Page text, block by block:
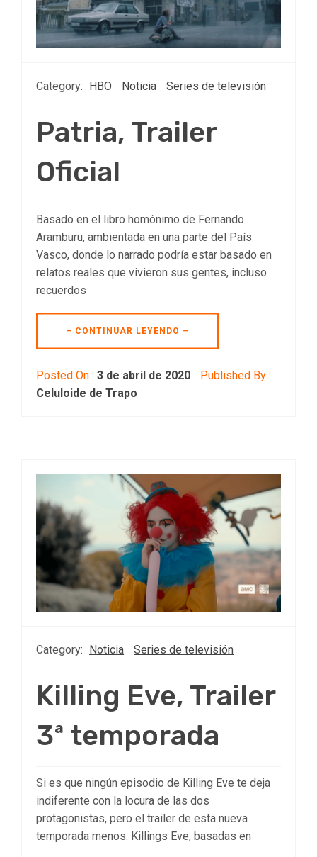
Category: HBO Noticia Series de televisión
Patria, Trailer
Oficial
Basado en el libro homónimo de Fernando
Aramburu, ambientada en una parte del País
Vasco, donde lo narrado podría estar basado en
relatos reales que vivieron sus gentes, incluso
recuerdos
– CONTINUAR LEYENDO –
Posted On : 3 de abril de 2020
Published By :
Celuloide de Trapo
Category: Noticia Series de televisión
Killing Eve, Trailer
3ª temporada
Si es que ningún episodio de Killing Eve te deja
indiferente con la locura de las dos
protagonistas, pero el trailer de esta nueva
temporada menos. Killings Eve, basadas en